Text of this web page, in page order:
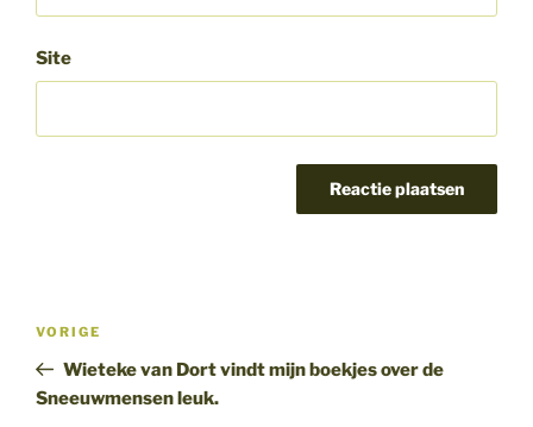
Site
Vorig
bericht
VORIGE
Wieteke van Dort vindt mijn boekjes over de
Sneeuwmensen leuk.